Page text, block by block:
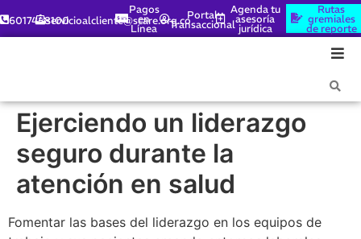
6017448100servicioalcliente@scare.org.co
Pagos
en
Línea
Portal
Transaccional
Agenda tu
asesoría
jurídica
Rutas
gremiales
de reporte
Ejerciendo un liderazgo
seguro durante la
atención en salud
Fomentar las bases del liderazgo en los equipos de